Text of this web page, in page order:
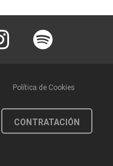
Instagram Spotify
Política de Cookies
CONTRATACIÓN